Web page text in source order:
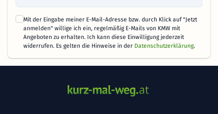
Mit der Eingabe meiner E-Mail-Adresse bzw. durch Klick auf "Jetzt
anmelden" willige ich ein, regelmäßig E-Mails von KMW mit
Angeboten zu erhalten. Ich kann diese Einwilligung jederzeit
widerrufen. Es gelten die Hinweise in der Datenschutzerklärung.